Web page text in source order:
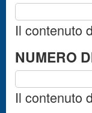
Il contenuto
NUMERO
Il contenuto